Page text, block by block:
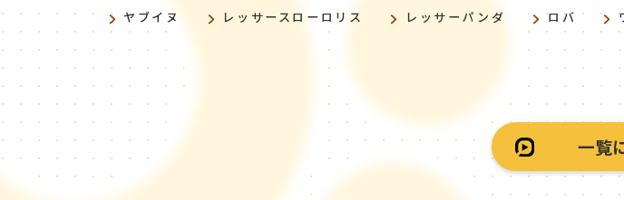
ヤブイヌ
レッサースローロリス レッサーパンダ ロバ
一覧